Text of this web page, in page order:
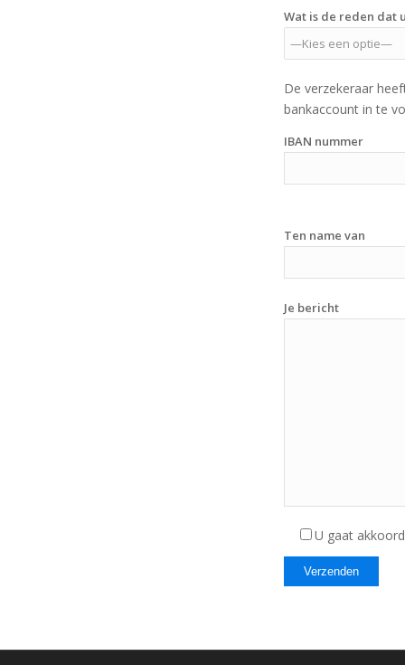
Wat is de reden dat
De verzekeraar
bankaccount in te
IBAN nummer
Ten name van
Je bericht
U gaat